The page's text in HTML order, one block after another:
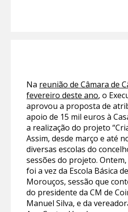
Na reunião de Câmara de
fevereiro deste ano, o
aprovou a proposta de
apoio de 15 mil euros à
a realização do projeto
Assim, desde março e até
diversas escolas do
sessões do projeto.
foi a vez da Escola Básica
Morouços, sessão que
do presidente da CM de
Manuel Silva, e da